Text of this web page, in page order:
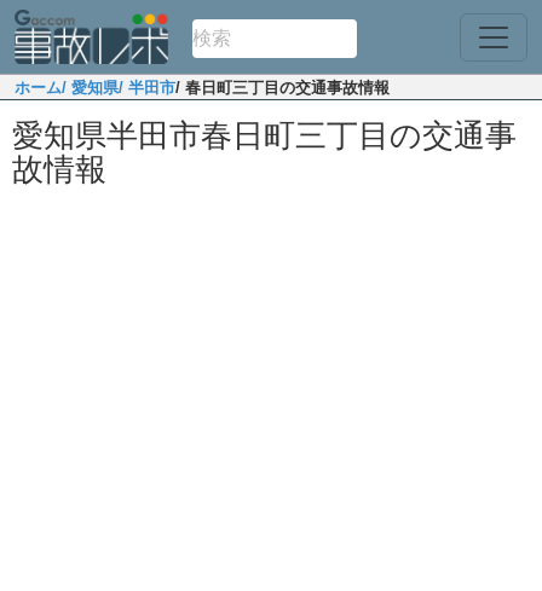
ホーム/ 愛知県/ 半田市/ 春日町三丁目の交通事故情報
愛知県半田市春日町三丁目の交通事
故情報